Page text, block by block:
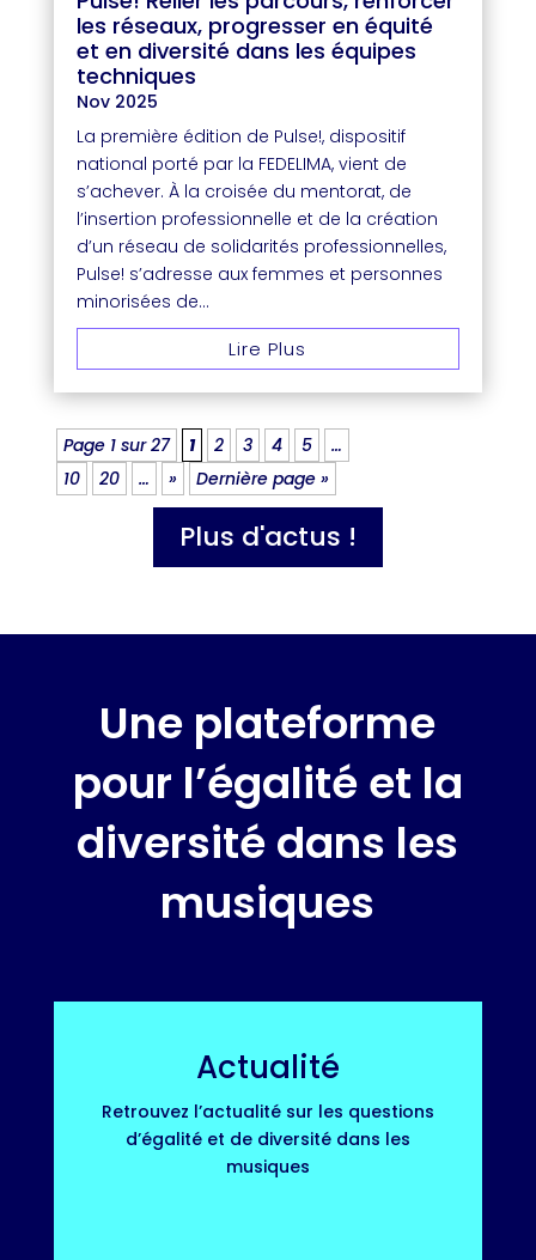
les réseaux, progresser en équité
et en diversité dans les équipes
techniques
Nov 2025
La première édition de Pulse!, dispositif
national porté par la FEDELIMA, vient de
s’achever. À la croisée du mentorat, de
l’insertion professionnelle et de la création
d’un réseau de solidarités professionnelles,
Pulse! s’adresse aux femmes et personnes
minorisées de...
Lire Plus
Page 1 sur 27 1 2 3 4 5
…
10
20 … » Dernière page »
Plus d'actus !
Une plateforme
pour l’égalité et la
diversité dans les
musiques
Actualité
Retrouvez l’actualité sur les questions
d’égalité et de diversité dans les
musiques